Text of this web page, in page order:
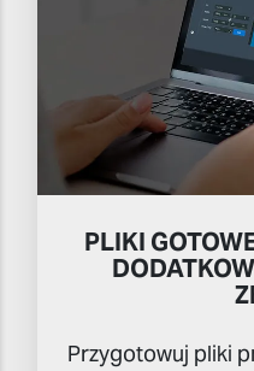
PLIKI
Przygotowuj pliki